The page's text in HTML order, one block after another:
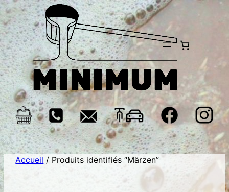
Aller
au
contenu
Accueil / Produits identifiés “Märzen”